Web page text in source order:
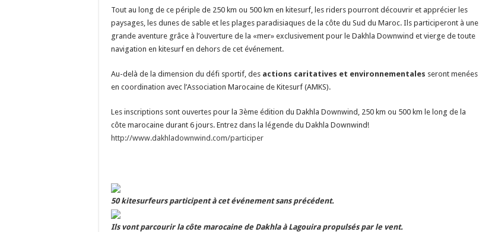
Tout au long de ce périple de 250 km ou 500 km en kitesurf, les riders pourront découvrir et apprécier les
paysages, les dunes de sable et les plages paradisiaques de la côte du Sud du Maroc. Ils participeront à une
grande aventure grâce à l’ouverture de la «mer» exclusivement pour le Dakhla Downwind et vierge de toute
navigation en kitesurf en dehors de cet événement.
Au-delà de la dimension du défi sportif, des actions caritatives et environnementales seront menées
en coordination avec l’Association Marocaine de Kitesurf (AMKS).
Les inscriptions sont ouvertes pour la 3ème édition du Dakhla Downwind, 250 km ou 500 km le long de la
côte marocaine durant 6 jours. Entrez dans la légende du Dakhla Downwind!
http://www.dakhladownwind.com/participer
50 kitesurfeurs participent à cet événement sans précédent.
Ils vont parcourir la côte marocaine de Dakhla à Lagouira propulsés par le vent.